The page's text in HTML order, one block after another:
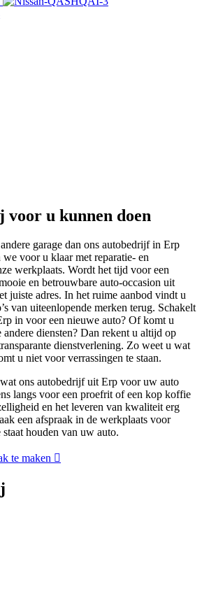
voor u kunnen doen
garage dan ons autobedrijf in Erp
we voor u klaar met reparatie- en
werkplaats. Wordt het tijd voor een
en betrouwbare auto-occasion uit
juiste adres. In het ruime aanbod vindt u
van uiteenlopende merken terug. Schakelt
in voor een nieuwe auto? Of komt u
diensten? Dan rekent u altijd op
dienstverlening. Zo weet u wat
u niet voor verrassingen te staan.
ons autobedrijf uit Erp voor uw auto
langs voor een proefrit of een kop koffie
en het leveren van kwaliteit erg
een afspraak in de werkplaats voor
houden van uw auto.
te maken